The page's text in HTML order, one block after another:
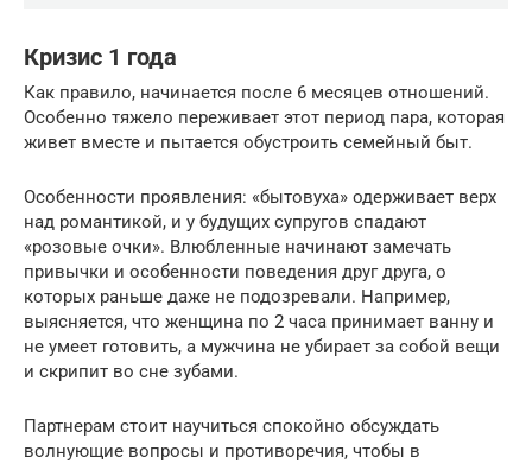
Кризис 1 года
Как правило, начинается после 6 месяцев отношений.
Особенно тяжело переживает этот период пара, которая
живет вместе и пытается обустроить семейный быт.
Особенности проявления: «бытовуха» одерживает верх
над романтикой, и у будущих супругов спадают
«розовые очки». Влюбленные начинают замечать
привычки и особенности поведения друг друга, о
которых раньше даже не подозревали. Например,
выясняется, что женщина по 2 часа принимает ванну и
не умеет готовить, а мужчина не убирает за собой вещи
и скрипит во сне зубами.
Партнерам стоит научиться спокойно обсуждать
волнующие вопросы и противоречия, чтобы в